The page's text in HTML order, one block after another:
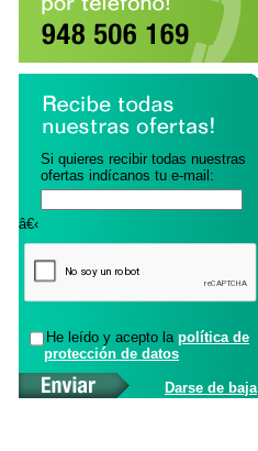
Si quieres recibir todas nuestras
ofertas indícanos tu e-mail:
â€‹
He leído y acepto la política de
protección de datos
Darse de baja